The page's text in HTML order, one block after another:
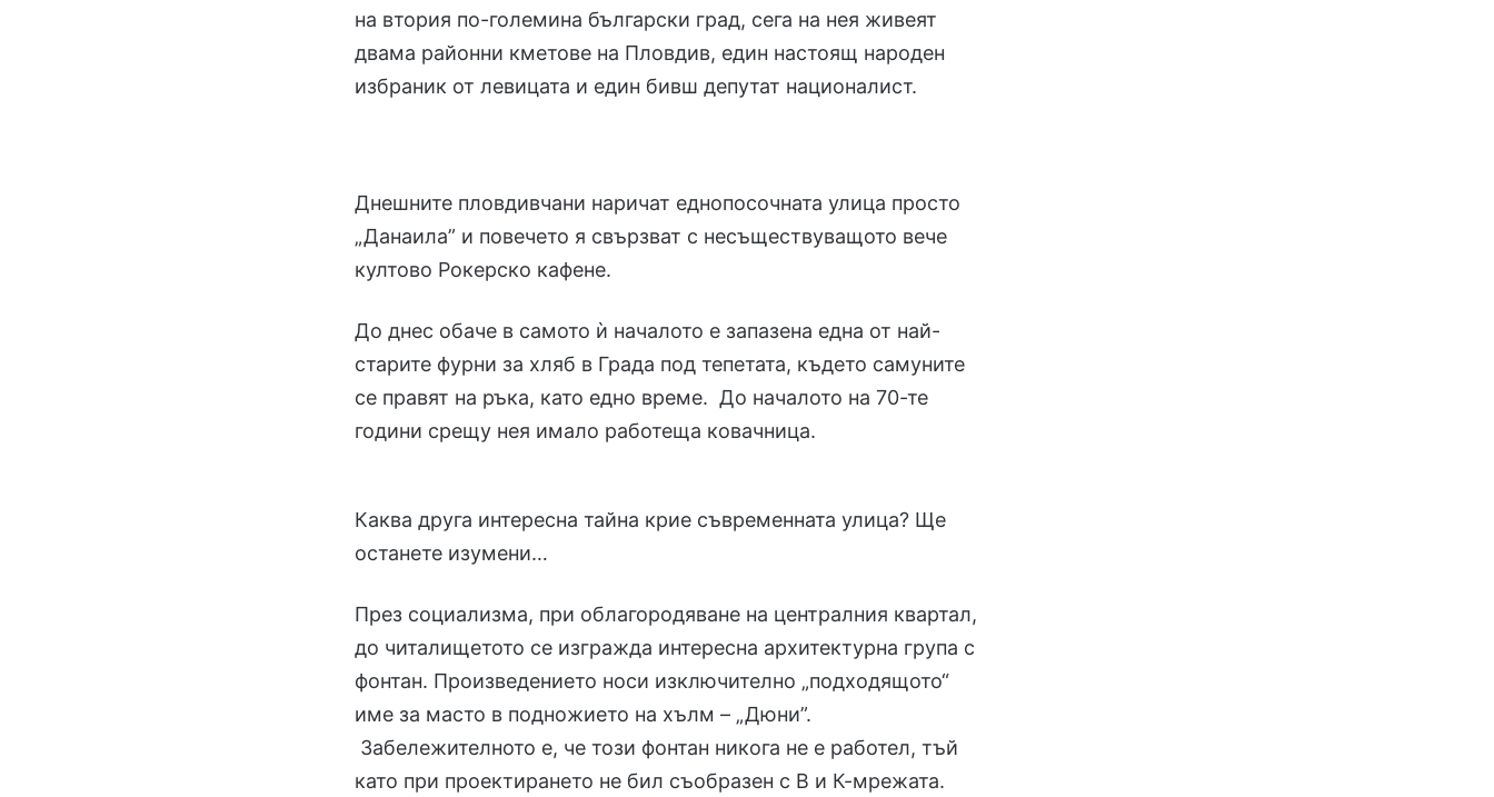
на втория по-големина български град, сега на нея живеят
двама районни кметове на Пловдив, един настоящ народен
избраник от левицата и един бивш депутат националист.
Днешните пловдивчани наричат еднопосочната улица просто
„Данаила” и повечето я свързват с несъществуващото вече
култово Рокерско кафене.
До днес обаче в самото ѝ началото е запазена една от най-
старите фурни за хляб в Града под тепетата, където самуните
се правят на ръка, като едно време. До началото на 70-те
години срещу нея имало работеща ковачница.
Каква друга интересна тайна крие съвременната улица? Ще
останете изумени…
През социализма, при облагородяване на централния квартал,
до читалищетото се изгражда интересна архитектурна група с
фонтан. Произведението носи изключително „подходящото“
име за масто в подножието на хълм – „Дюни”.
Забележителното е, че този фонтан никога не е работел, тъй
като при проектирането не бил съобразен с В и К-мрежата.